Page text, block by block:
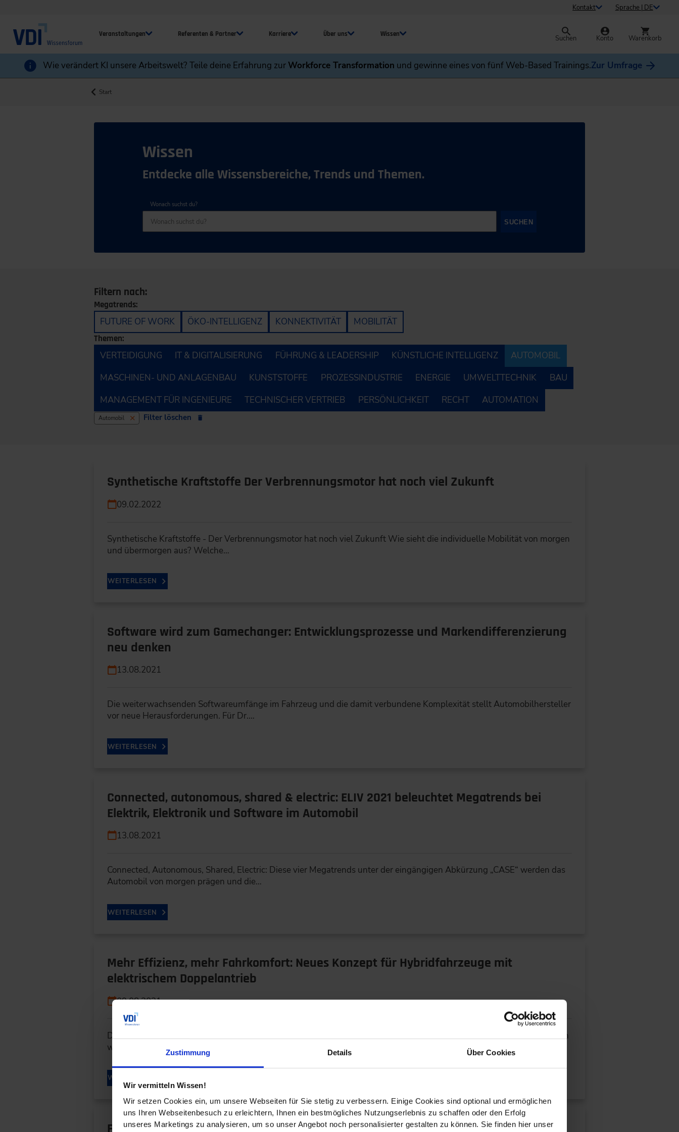
Zustimmung Details Über Cookies
Wir vermitteln Wissen!
Wir setzen Cookies ein, um unsere Webseiten für Sie stetig zu verbessern. Einige Cookies sind optional und ermöglichen
uns Ihren Webseitenbesuch zu erleichtern, Ihnen ein bestmögliches Nutzungserlebnis zu schaffen oder den Erfolg
unseres Marketings zu analysieren, um so unser Angebot noch personalisierter gestalten zu können. Sie finden hier unser
Kontakt Sprache | DE
Veranstaltungen Referenten & Partner Karriere Über uns Wissen Suchen Konto Warenkorb
Wie verändert KI unsere Arbeitswelt? Teile deine Erfahrung zurWorkforce Transformation und gewinne eines von fünf Web-Based Trainings.Zur Umfrage
Start
Wissen
Entdecke alle Wissensbereiche, Trends und Themen.
Wonach suchst du?
SUCHEN
Filtern nach:
Megatrends:
FUTURE OF WORK ÖKO-INTELLIGENZ KONNEKTIVITÄT MOBILITÄT
Themen:
VERTEIDIGUNG IT & DIGITALISIERUNG FÜHRUNG & LEADERSHIP KÜNSTLICHE INTELLIGENZ
AUTOMOBIL
MASCHINEN- UND ANLAGENBAU
KUNSTSTOFFE PROZESSINDUSTRIE ENERGIE UMWELTTECHNIK
BAU
MANAGEMENT FÜR INGENIEURE
TECHNISCHER VERTRIEB PERSÖNLICHKEIT RECHT AUTOMATION
Automobil Filter löschen
Synthetische Kraftstoffe Der Verbrennungsmotor hat noch viel Zukunft
09.02.2022
Synthetische Kraftstoffe - Der Verbrennungsmotor hat noch viel Zukunft Wie sieht die individuelle Mobilität von morgen
und übermorgen aus? Welche…
WEITERLESEN
Software wird zum Gamechanger: Entwicklungsprozesse und Markendifferenzierung
neu denken
13.08.2021
Die weiterwachsenden Softwareumfänge im Fahrzeug und die damit verbundene Komplexität stellt Automobilhersteller
vor neue Herausforderungen. Für Dr.…
WEITERLESEN
Connected, autonomous, shared & electric: ELIV 2021 beleuchtet Megatrends bei
Elektrik, Elektronik und Software im Automobil
13.08.2021
Connected, Autonomous, Shared, Electric: Diese vier Megatrends unter der eingängigen Abkürzung „CASE“ werden das
Automobil von morgen prägen und die…
WEITERLESEN
Mehr Effizienz, mehr Fahrkomfort: Neues Konzept für Hybridfahrzeuge mit
elektrischem Doppelantrieb
09.08.2021
Die Grundidee für elektrische Doppelantriebe ist nicht brandneu. Forscher der Technischen Universität Darmstadt haben
weitergedacht und eröffnen mit…
WEITERLESEN
Fahrzeugintegrierte Photovoltaik: Reichweiten steigern, Emissionen reduzieren